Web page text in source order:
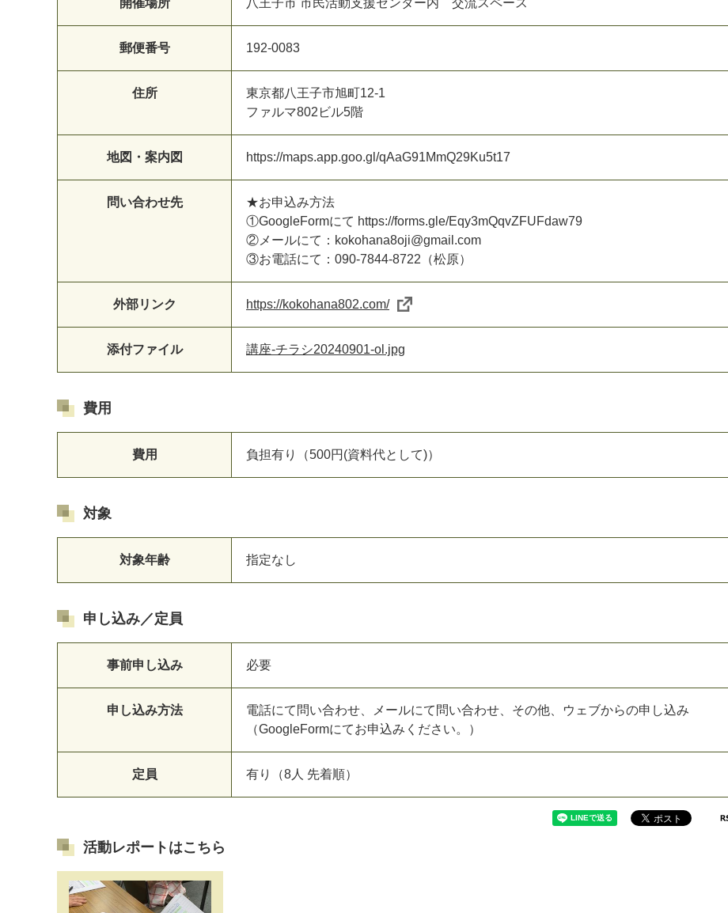
開催場所 八王子市 市民活動支援センター内 交流スペース
郵便番号 192-0083
住所
東京都八王子市旭町12-1
ファルマ802ビル5階
地図・案内図 https://maps.app.goo.gl/qAaG91MmQ29Ku5t17
問い合わせ先
★お申込み方法
①GoogleFormにて https://forms.gle/Eqy3mQqvZFUFdaw79
②メールにて：kokohana8oji@gmail.com
③お電話にて：090-7844-8722（松原）
外部リンク https://kokohana802.com/
添付ファイル 講座-チラシ20240901-ol.jpg
費用
費用 負担有り（500円(資料代として)）
対象
対象年齢 指定なし
申し込み／定員
事前申し込み 必要
申し込み方法
電話にて問い合わせ、メールにて問い合わせ、その他、ウェブからの申し込み
（GoogleFormにてお申込みください。）
定員 有り（8人 先着順）
活動レポートはこちら